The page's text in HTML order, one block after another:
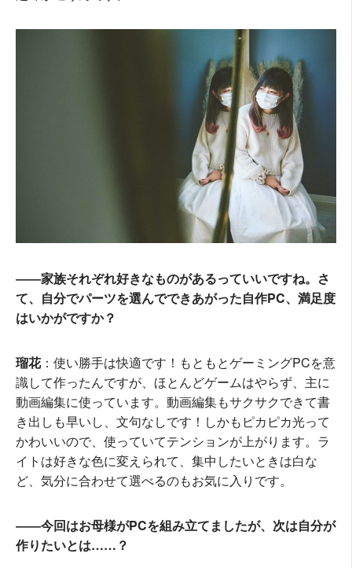
――家族それぞれ好きなものがあるっていいですね。さ
て、自分でパーツを選んでできあがった自作PC、満足度
はいかがですか？
瑠花：使い勝手は快適です！もともとゲーミングPCを意
識して作ったんですが、ほとんどゲームはやらず、主に
動画編集に使っています。動画編集もサクサクできて書
き出しも早いし、文句なしです！しかもピカピカ光って
かわいいので、使っていてテンションが上がります。ラ
イトは好きな色に変えられて、集中したいときは白な
ど、気分に合わせて選べるのもお気に入りです。
――今回はお母様がPCを組み立てましたが、次は自分が
作りたいとは……？